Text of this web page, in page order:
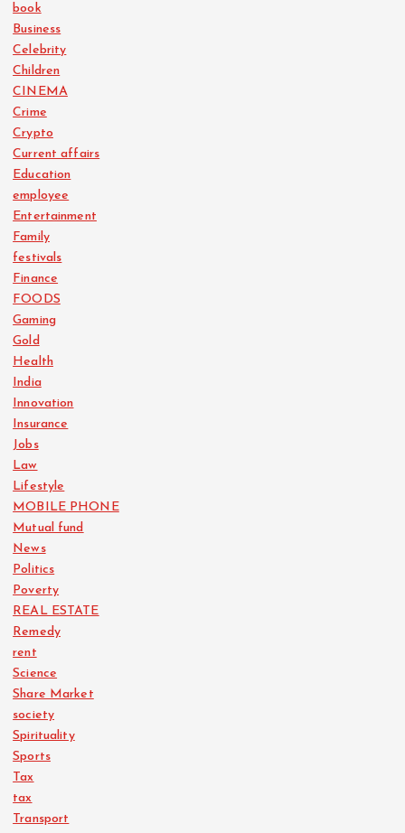
book
Business
Celebrity
Children
CINEMA
Crime
Crypto
Current affairs
Education
employee
Entertainment
Family
festivals
Finance
FOODS
Gaming
Gold
Health
India
Innovation
Insurance
Jobs
Law
Lifestyle
MOBILE PHONE
Mutual fund
News
Politics
Poverty
REAL ESTATE
Remedy
rent
Science
Share Market
society
Spirituality
Sports
Tax
tax
Transport